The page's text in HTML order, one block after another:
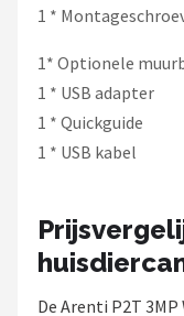
1 *
1* Optionele
1 * USB adapter
1 * Quickguide
1 * USB kabel
De Arenti P2T